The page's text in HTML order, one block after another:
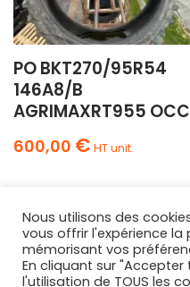
PO BKT270/95R54
146A8/B
AGRIMAXRT955 OCC
600,00 € HT unit.
Nous utilisons des
vous offrir l'expérience la
mémorisant vos
En cliquant sur
l'utilisation de TOUS les